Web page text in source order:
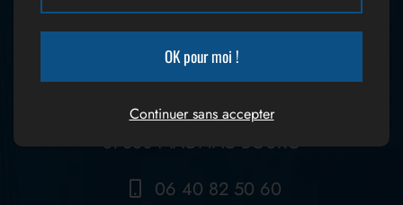
Coordonnées
61 route de Nationale
87380 MAGNAC BOURG
06 40 82 50 60
OK pour moi !
Continuer sans accepter